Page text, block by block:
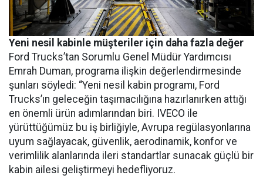
Yeni nesil kabinle müşteriler için daha fazla değer
Ford Trucks’tan Sorumlu Genel Müdür Yardımcısı
Emrah Duman, programa ilişkin değerlendirmesinde
şunları söyledi: “Yeni nesil kabin programı, Ford
Trucks’ın geleceğin taşımacılığına hazırlanırken attığı
en önemli ürün adımlarından biri. IVECO ile
yürüttüğümüz bu iş birliğiyle, Avrupa regülasyonlarına
uyum sağlayacak, güvenlik, aerodinamik, konfor ve
verimlilik alanlarında ileri standartlar sunacak güçlü bir
kabin ailesi geliştirmeyi hedefliyoruz.